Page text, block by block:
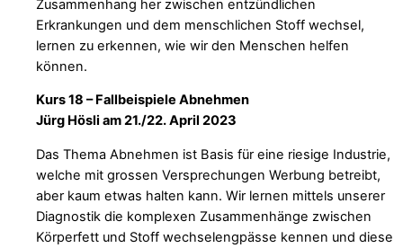
Zusammenhang her zwischen entzündlichen
Erkrankungen und dem menschlichen Stoff wechsel,
lernen zu erkennen, wie wir den Menschen helfen
können.
Kurs 18 – Fallbeispiele Abnehmen
Jürg Hösli am 21./22. April 2023
Das Thema Abnehmen ist Basis für eine riesige Industrie,
welche mit grossen Versprechungen Werbung betreibt,
aber kaum etwas halten kann. Wir lernen mittels unserer
Diagnostik die komplexen Zusammenhänge zwischen
Körperfett und Stoff wechselengpässe kennen und diese